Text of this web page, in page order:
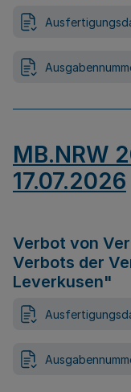
MB.NRW
17.07.2026
Verbot von
Verbots der
Leverkusen"